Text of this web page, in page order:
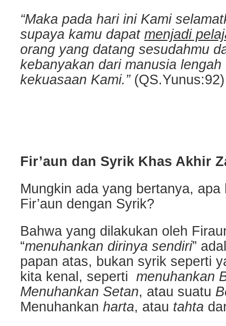
“Maka pada hari ini Kami
supaya kamu dapat menjadi
orang yang datang sesudahmu
kebanyakan dari manusia
kekuasaan Kami.”(QS.Yunus:92)
Fir’aun dan Syrik Khas Akhir
Mungkin ada yang bertanya, apa
Fir’aun dengan Syrik?
Bahwa yang dilakukan oleh
“menuhankan dirinya sendiri”
papan atas, bukan syrik seperti
kita kenal, seperti menuhankan
Menuhankan Setan, atau suatu
Menuhankan harta, atau tahta